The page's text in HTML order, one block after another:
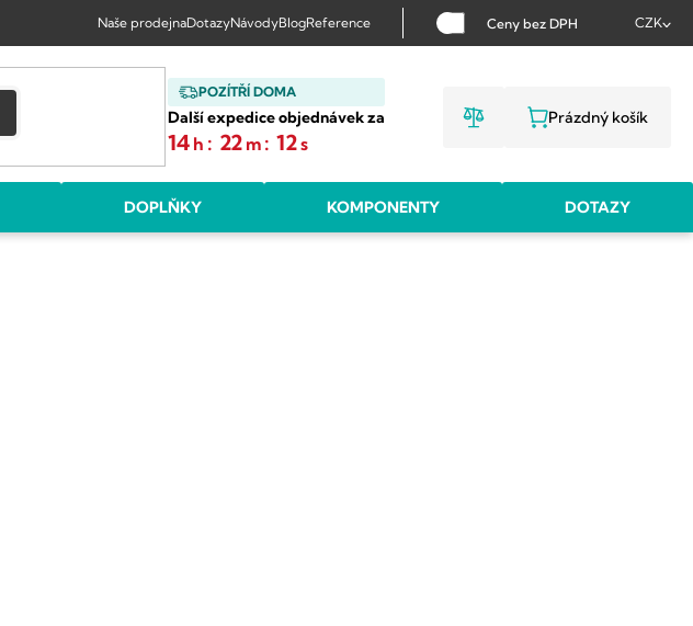
Naše prodejnaDotazyNávodyBlogReference Ceny bez DPH CZK
POZÍTŘÍ DOMA
Další expedice objednávek za
14 h : 22 m : 11 s
NÁKUPNÍ
Prázdný košík
DOPLŇKY KOMPONENTY DOTAZY